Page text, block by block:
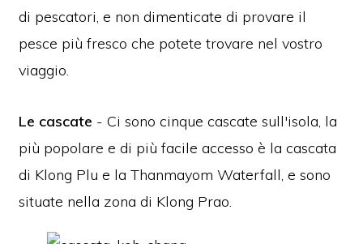
di pescatori, e non dimenticate di provare il
pesce più fresco che potete trovare nel vostro
viaggio.
Le cascate - Ci sono cinque cascate sull'isola, la
più popolare e di più facile accesso è la cascata
di Klong Plu e la Thanmayom Waterfall, e sono
situate nella zona di Klong Prao.